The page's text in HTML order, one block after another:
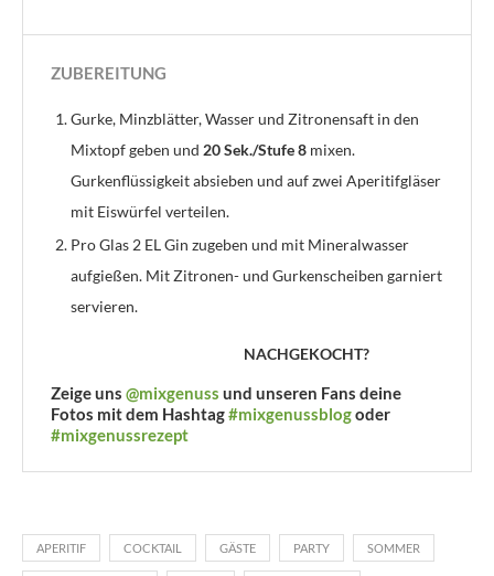
ZUBEREITUNG
Gurke, Minzblätter, Wasser und Zitronensaft in den
Mixtopf geben und 20 Sek./Stufe 8 mixen.
Gurkenflüssigkeit absieben und auf zwei Aperitifgläser
mit Eiswürfel verteilen.
Pro Glas 2 EL Gin zugeben und mit Mineralwasser
aufgießen. Mit Zitronen- und Gurkenscheiben garniert
servieren.
NACHGEKOCHT?
Zeige uns @mixgenuss und unseren Fans deine
Fotos mit dem Hashtag#mixgenussblogoder
#mixgenussrezept
APERITIF COCKTAIL GÄSTE PARTY SOMMER